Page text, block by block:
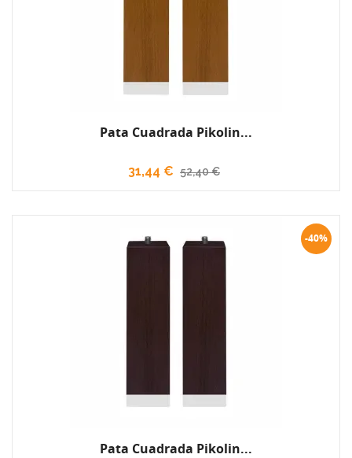
Pata Cuadrada Pikolin...
31,44 € 52,40 €
-40%
Pata Cuadrada Pikolin...